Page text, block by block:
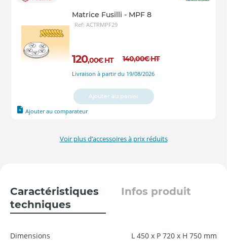
Matrice Fusilli - MPF 8
Ref: ACTRMPF29
120,00€ HT 140,00€HT
Livraison à partir du 19/08/2026
Ajouter au comparateur
Ajouter au panier
Voir plus d’accessoires à prix réduits
Caractéristiques
techniques
Infos produit
Dimensions L 450 x P 720 x H 750 mm